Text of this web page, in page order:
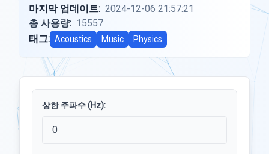
마지막 업데이트: 2024-12-06 21:57:21
총 사용량: 15557
태그: Acoustics Music Physics
상한 주파수 (Hz):